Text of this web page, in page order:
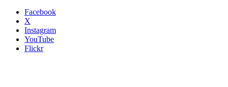
Facebook
X
Instagram
YouTube
Flickr